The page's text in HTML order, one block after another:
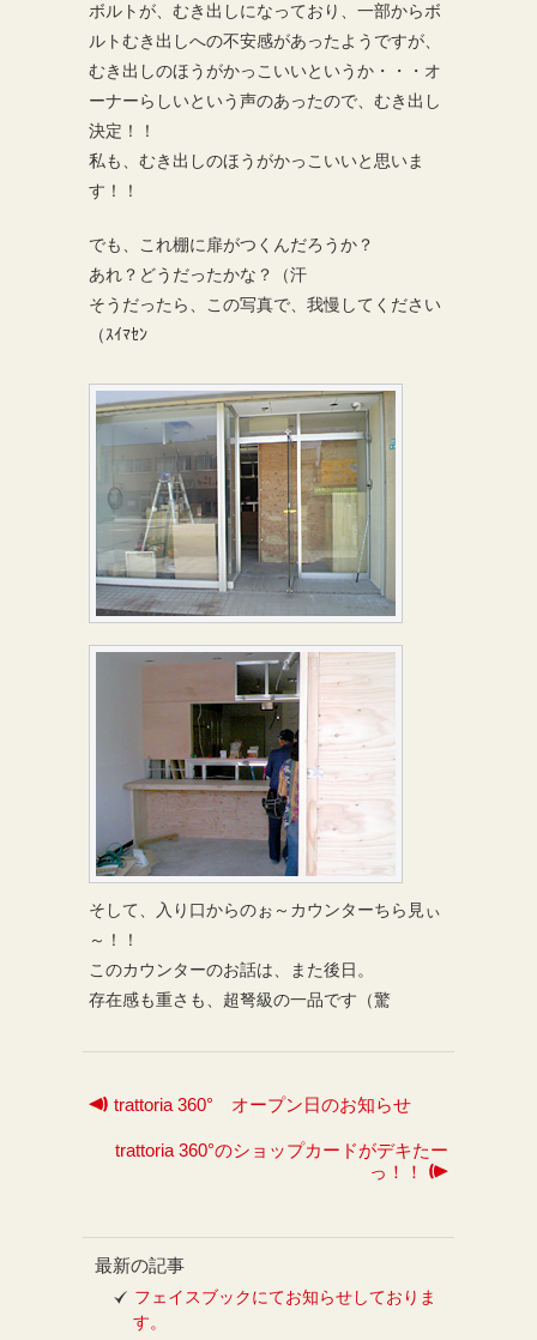
ボルトが、むき出しになっており、一部からボ
ルトむき出しへの不安感があったようですが、
むき出しのほうがかっこいいというか・・・オ
ーナーらしいという声のあったので、むき出し
決定！！
私も、むき出しのほうがかっこいいと思いま
す！！
でも、これ棚に扉がつくんだろうか？
あれ？どうだったかな？（汗
そうだったら、この写真で、我慢してください
（ｽｲﾏｾﾝ
そして、入り口からのぉ～カウンターちら見ぃ
～！！
このカウンターのお話は、また後日。
存在感も重さも、超弩級の一品です（驚
trattoria 360° オープン日のお知らせ
trattoria 360°のショップカードがデキたー
っ！！
最新の記事
フェイスブックにてお知らせしておりま
す。